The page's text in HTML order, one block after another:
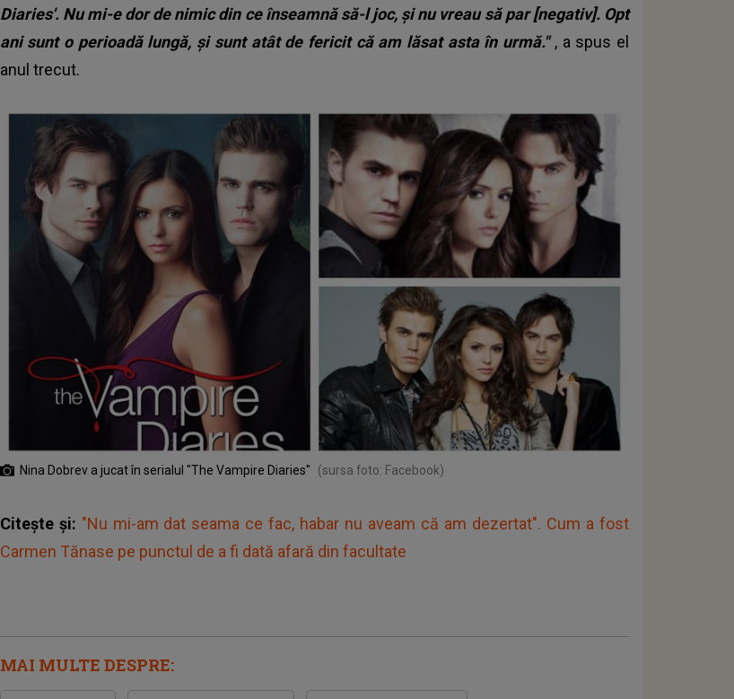
Diaries'. Nu mi-e dor de nimic din ce înseamnă să-l joc, și nu vreau să par [negativ]. Opt
ani sunt o perioadă lungă, și sunt atât de fericit că am lăsat asta în urmă.", a spus el
anul trecut.
Nina Dobrev a jucat în serialul "The Vampire Diaries" (sursa foto: Facebook)
Citește și: "Nu mi-am dat seama ce fac, habar nu aveam că am dezertat". Cum a fost
Carmen Tănase pe punctul de a fi dată afară din facultate
MAI MULTE DESPRE: